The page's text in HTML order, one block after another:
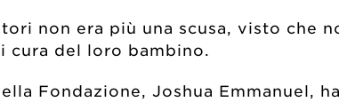
non era più una scusa, visto che
cura del loro bambino.
Fondazione, Joshua Emmanuel,